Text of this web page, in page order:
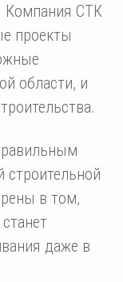
Компания СТК
проекты
области, и
в том,
даже в